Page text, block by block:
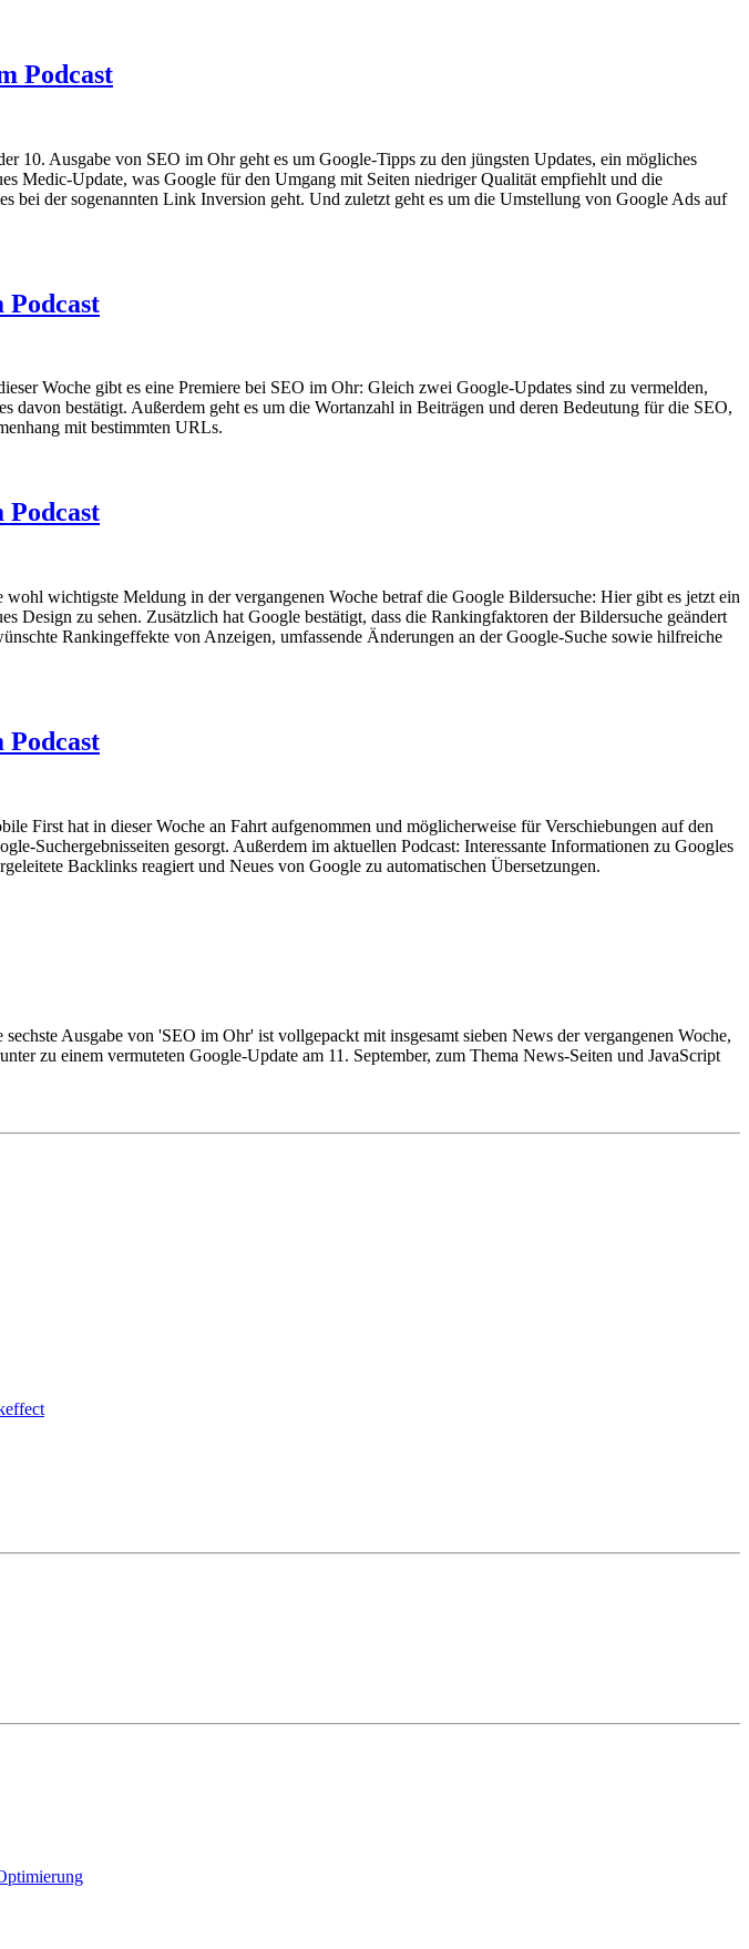
Podcast
10. Ausgabe von SEO im Ohr geht es um Google-Tipps zu den jüngsten Updates, ein mögliches
Medic-Update, was Google für den Umgang mit Seiten niedriger Qualität empfiehlt und die
der sogenannten Link Inversion geht. Und zuletzt geht es um die Umstellung von Google Ads auf
Podcast
Woche gibt es eine Premiere bei SEO im Ohr: Gleich zwei Google-Updates sind zu vermelden,
davon bestätigt. Außerdem geht es um die Wortanzahl in Beiträgen und deren Bedeutung für die SEO,
mit bestimmten URLs.
Podcast
wohl wichtigste Meldung in der vergangenen Woche betraf die Google Bildersuche: Hier gibt es jetzt ein
Design zu sehen. Zusätzlich hat Google bestätigt, dass die Rankingfaktoren der Bildersuche geändert
Rankingeffekte von Anzeigen, umfassende Änderungen an der Google-Suche sowie hilfreiche
Podcast
First hat in dieser Woche an Fahrt aufgenommen und möglicherweise für Verschiebungen auf den
Suchergebnisseiten gesorgt. Außerdem im aktuellen Podcast: Interessante Informationen zu Googles
Backlinks reagiert und Neues von Google zu automatischen Übersetzungen.
sechste Ausgabe von 'SEO im Ohr' ist vollgepackt mit insgesamt sieben News der vergangenen Woche,
zu einem vermuteten Google-Update am 11. September, zum Thema News-Seiten und JavaScript